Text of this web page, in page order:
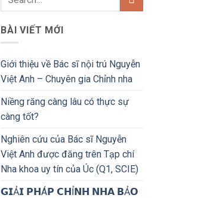
BÀI VIẾT MỚI
Giới thiệu về Bác sĩ nội trú Nguyễn
Việt Anh – Chuyên gia Chỉnh nha
Niềng răng càng lâu có thực sự
càng tốt?
Nghiên cứu của Bác sĩ Nguyễn
Việt Anh được đăng trên Tạp chí
Nha khoa uy tín của Úc (Q1, SCIE)
𝗚𝗜Ả𝗜 𝗣𝗛Á𝗣 𝗖𝗛Ỉ𝗡𝗛 𝗡𝗛𝗔 𝗕Ả𝗢